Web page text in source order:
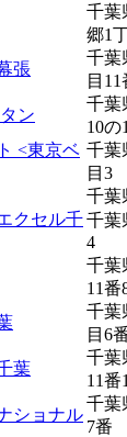
千葉
郷1
張
千葉
目
ン
千葉
10の1
<東京ベ 千葉
目3
千葉
クセル千千葉
4
千葉
11番
千葉
目6
葉
千葉
11番
ショナル
千葉
7番